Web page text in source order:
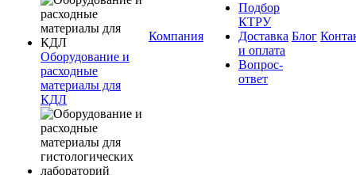
Оборудование и
расходные
материалы для
КДЛ
Компания
Подбор
КТРУ
Доставка
и оплата
Вопрос-
ответ
Блог